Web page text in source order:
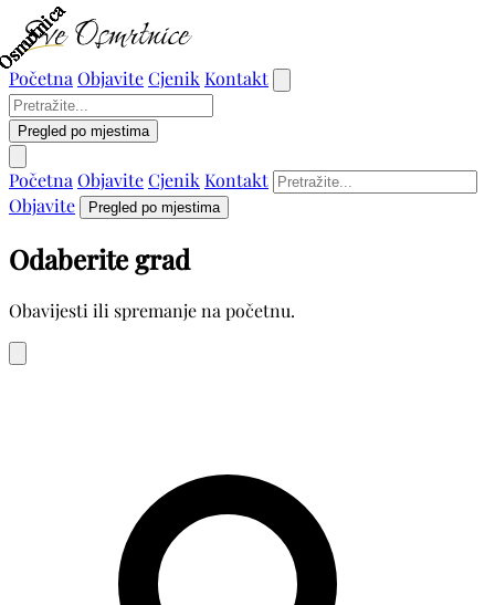
Početna ObjaviteCjenik Kontakt
Pregled po mjestima
Početna ObjaviteCjenik Kontakt
Objavite
Pregled po mjestima
Odaberite grad
Obavijesti ili spremanje na početnu.